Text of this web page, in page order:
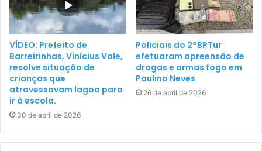
VÍDEO: Prefeito de
Barreirinhas, Vinícius Vale,
resolve situação de
crianças que
atravessavam lagoa para
ir à escola.
30 de abril de 2026
Policiais do 2°BPTur
efetuaram apreensão de
drogas e armas fogo em
Paulino Neves
26 de abril de 2026